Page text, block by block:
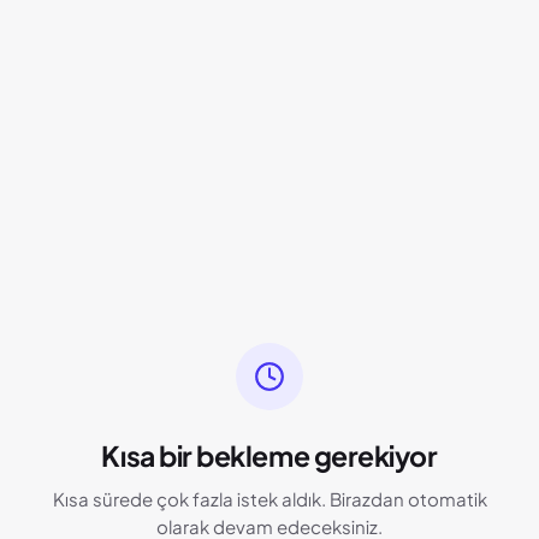
Kısa bir bekleme gerekiyor
Kısa sürede çok fazla istek aldık. Birazdan otomatik
olarak devam edeceksiniz.